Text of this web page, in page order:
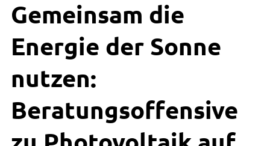
Gemeinsam die
Energie der Sonne
nutzen:
Beratungsoffensive